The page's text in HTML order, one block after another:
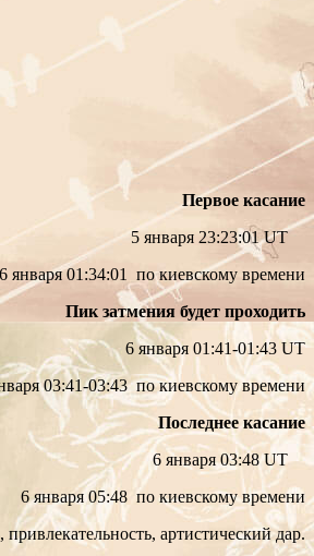
Первое касание
5 января 23:23:01 UT
6 января 01:34:01 по киевскому времени
Пик затмения будет проходить
6 января 01:41-01:43 UT
03:41-03:43 по киевскому времени
Последнее касание
6 января 03:48 UT
6 января 05:48 по киевскому времени
привлекательность, артистический дар.